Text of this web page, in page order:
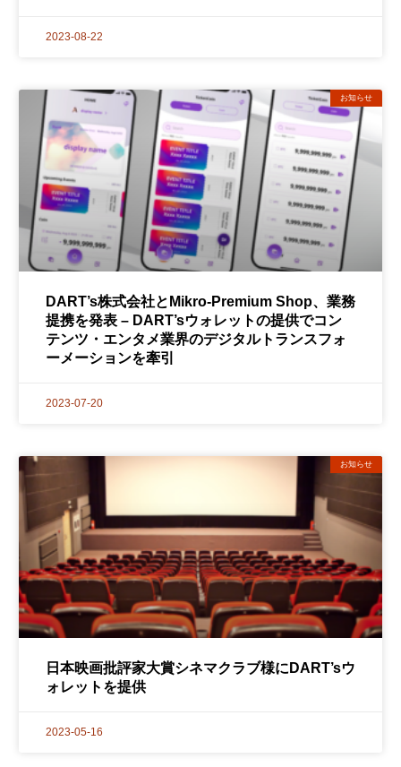
2023-08-22
お知らせ
DART’s株式会社とMikro-Premium Shop、業務
提携を発表 – DART’sウォレットの提供でコン
テンツ・エンタメ業界のデジタルトランスフォ
ーメーションを牽引
2023-07-20
お知らせ
日本映画批評家大賞シネマクラブ様にDART’sウ
ォレットを提供
2023-05-16